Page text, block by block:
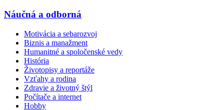
Náučná a odborná
Motivácia a sebarozvoj
Biznis a manažment
Humanitné a spoločenské vedy
História
Životopisy a reportáže
Vzťahy a rodina
Zdravie a životný štýl
Počítače a internet
Hobby